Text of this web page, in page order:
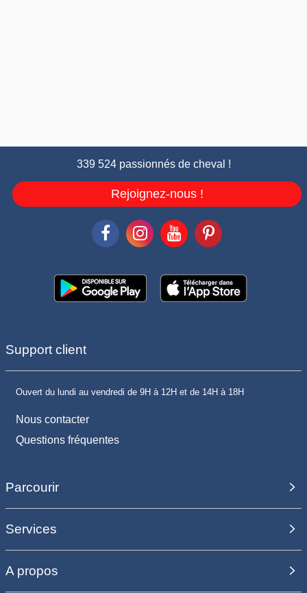
339 524 passionnés de cheval !
Rejoignez-nous !
Support client
Ouvert du lundi au vendredi de 9H à 12H et de 14H à 18H
Nous contacter
Questions fréquentes
Parcourir
Services
A propos